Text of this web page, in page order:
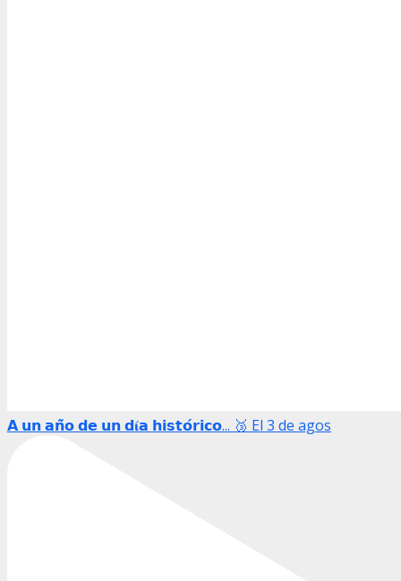
𝗔 𝘂𝗻 𝗮𝗻̃𝗼 𝗱𝗲 𝘂𝗻 𝗱𝛊́𝗮 𝗵𝗶𝘀𝘁𝗼́𝗿𝗶𝗰𝗼... 🥉 El 3 de agos